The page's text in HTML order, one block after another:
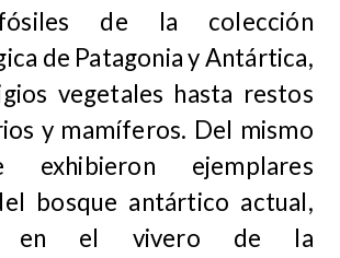
de la colección
de Patagonia y Antártica,
vegetales hasta restos
y mamíferos. Del mismo
exhibieron ejemplares
bosque antártico actual,
en el vivero de la